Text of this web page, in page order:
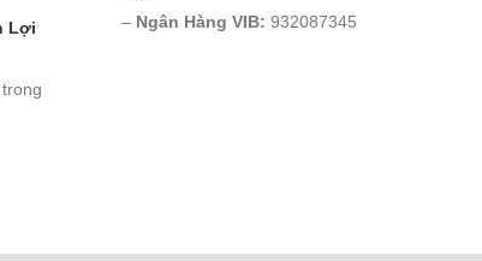
Lợi
– Ngân Hàng VIB: 932087345